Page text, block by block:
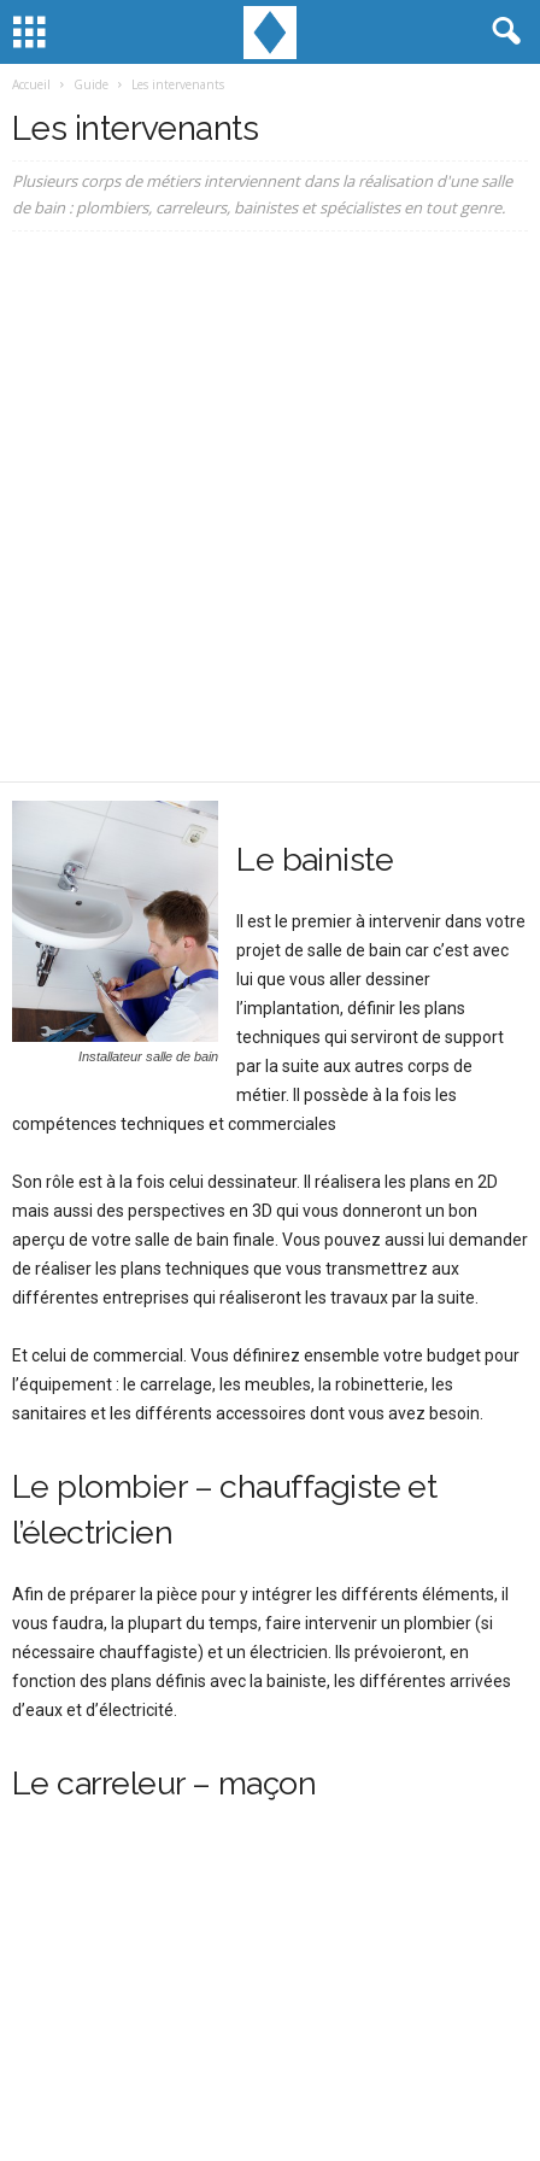
Accueil Guide Les intervenants
Les intervenants
Plusieurs corps de métiers interviennent dans la réalisation d'une salle
de bain : plombiers, carreleurs, bainistes et spécialistes en tout genre.
Installateur salle de bain
Le bainiste
Il est le premier à intervenir dans votre
projet de salle de bain car c’est avec
lui que vous aller dessiner
l’implantation, définir les plans
techniques qui serviront de support
par la suite aux autres corps de
métier. Il possède à la fois les
compétences techniques et commerciales
Son rôle est à la fois celui dessinateur. Il réalisera les plans en 2D
mais aussi des perspectives en 3D qui vous donneront un bon
aperçu de votre salle de bain finale. Vous pouvez aussi lui demander
de réaliser les plans techniques que vous transmettrez aux
différentes entreprises qui réaliseront les travaux par la suite.
Et celui de commercial. Vous définirez ensemble votre budget pour
l’équipement : le carrelage, les meubles, la robinetterie, les
sanitaires et les différents accessoires dont vous avez besoin.
Le plombier – chauffagiste et
l’électricien
Afin de préparer la pièce pour y intégrer les différents éléments, il
vous faudra, la plupart du temps, faire intervenir un plombier (si
nécessaire chauffagiste) et un électricien. Ils prévoieront, en
fonction des plans définis avec la bainiste, les différentes arrivées
d’eaux et d’électricité.
Le carreleur – maçon